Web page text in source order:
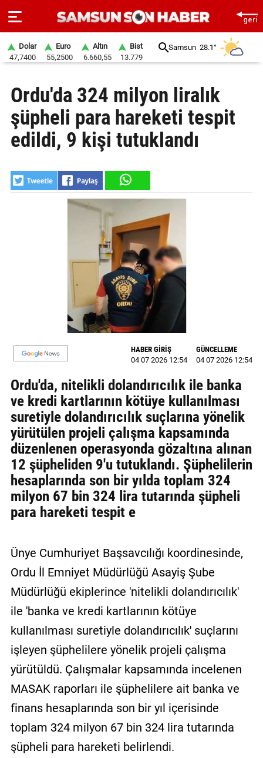
SAYFA
SAMSUN
HABER
GÜNDEM
YAZARLAR
BİZE
ULAŞIN
Künye
İletişim
Gizlilik
Politikası
Dolar
47,7400
Euro
55,2500
Altın
6.660,55
Bist
13.779
Samsun 28.1°
Ordu'da 324 milyon liralık
şüpheli para hareketi tespit
edildi, 9 kişi tutuklandı
HABER GİRİŞ
04 07 2026 12:54
GÜNCELLEME
04 07 2026 12:54
Ordu'da, nitelikli dolandırıcılık ile banka
ve kredi kartlarının kötüye kullanılması
suretiyle dolandırıcılık suçlarına yönelik
yürütülen projeli çalışma kapsamında
düzenlenen operasyonda gözaltına alınan
12 şüpheliden 9'u tutuklandı. Şüphelilerin
hesaplarında son bir yılda toplam 324
milyon 67 bin 324 lira tutarında şüpheli
para hareketi tespit e
Ünye Cumhuriyet Başsavcılığı koordinesinde,
Ordu İl Emniyet Müdürlüğü Asayiş Şube
Müdürlüğü ekiplerince 'nitelikli dolandırıcılık'
ile 'banka ve kredi kartlarının kötüye
kullanılması suretiyle dolandırıcılık' suçlarını
işleyen şüphelilere yönelik projeli çalışma
yürütüldü. Çalışmalar kapsamında incelenen
MASAK raporları ile şüphelilere ait banka ve
finans hesaplarında son bir yıl içerisinde
toplam 324 milyon 67 bin 324 lira tutarında
şüpheli para hareketi belirlendi.